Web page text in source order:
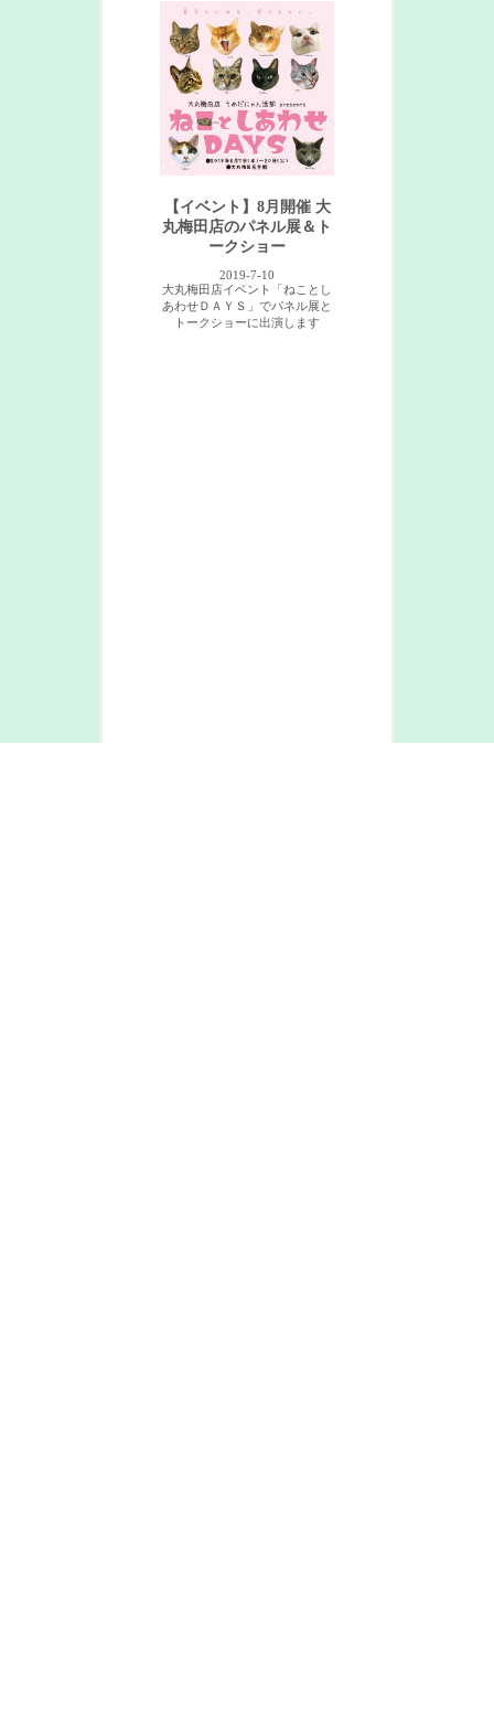
【イベント】8月開催 大
丸梅田店のパネル展＆ト
ークショー
2019-7-10
大丸梅田店イベント「ねことし
あわせＤＡＹＳ」でパネル展と
トークショーに出演します